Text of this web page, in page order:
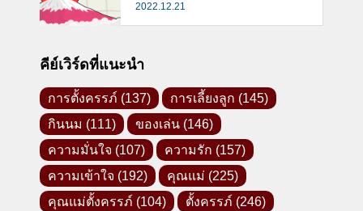
2022.12.21
คีย์เวิร์ดที่แนะนำ
การตั้งครรภ์ (137) การเลี้ยงลูก (145)
กินนม (111) ของเล่น (146)
ความมั่นใจ (107) ความรัก (157)
ความเข้าใจ (192) คุณแม่ (225)
คุณแม่ตั้งครรภ์ (104) ตั้งครรภ์ (246)